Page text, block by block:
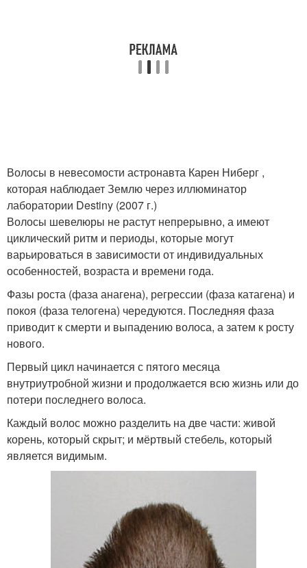
Волосы в невесомости астронавта Карен Ниберг ,
которая наблюдает Землю через иллюминатор
лаборатории Destiny (2007 г.)
Волосы шевелюры не растут непрерывно, а имеют
циклический ритм и периоды, которые могут
варьироваться в зависимости от индивидуальных
особенностей, возраста и времени года.
Фазы роста (фаза анагена), регрессии (фаза катагена) и
покоя (фаза телогена) чередуются. Последняя фаза
приводит к смерти и выпадению волоса, а затем к росту
нового.
Первый цикл начинается с пятого месяца
внутриутробной жизни и продолжается всю жизнь или до
потери последнего волоса.
Каждый волос можно разделить на две части: живой
корень, который скрыт; и мёртвый стебель, который
является видимым.